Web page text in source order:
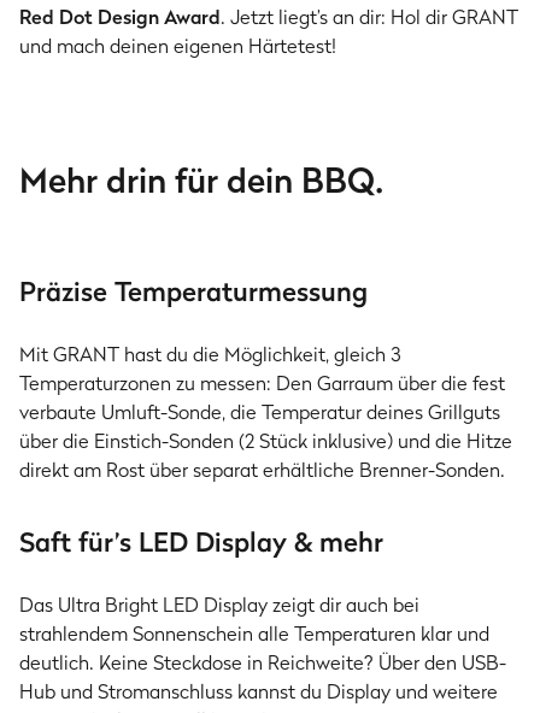
Red Dot Design Award. Jetzt liegt’s an dir: Hol dir GRANT
und mach deinen eigenen Härtetest!
Mehr drin für dein BBQ.
Präzise Temperaturmessung
Mit GRANT hast du die Möglichkeit, gleich 3
Temperaturzonen zu messen: Den Garraum über die fest
verbaute Umluft-Sonde, die Temperatur deines Grillguts
über die Einstich-Sonden (2 Stück inklusive) und die Hitze
direkt am Rost über separat erhältliche Brenner-Sonden.
Saft für’s LED Display & mehr
Das Ultra Bright LED Display zeigt dir auch bei
strahlendem Sonnenschein alle Temperaturen klar und
deutlich. Keine Steckdose in Reichweite? Über den USB-
Hub und Stromanschluss kannst du Display und weitere